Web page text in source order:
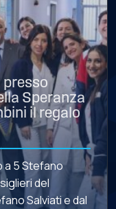
Speranza
il regalo
a 5 Stefano
del
Salviati e dal